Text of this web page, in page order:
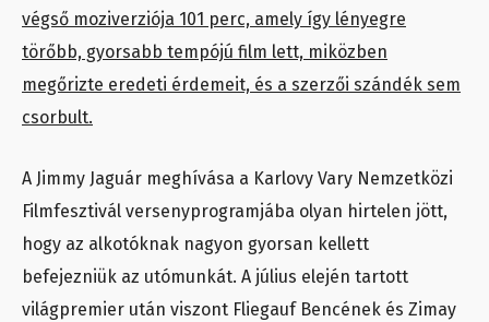
végső moziverziója 101 perc, amely így lényegre
törőbb, gyorsabb tempójú film lett, miközben
megőrizte eredeti érdemeit, és a szerzői szándék sem
csorbult.
A Jimmy Jaguár meghívása a Karlovy Vary Nemzetközi
Filmfesztivál versenyprogramjába olyan hirtelen jött,
hogy az alkotóknak nagyon gyorsan kellett
befejezniük az utómunkát. A július elején tartott
világpremier után viszont Fliegauf Bencének és Zimay